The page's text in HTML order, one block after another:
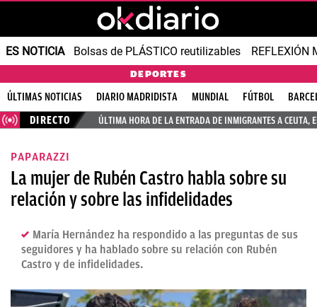
ES NOTICIA Bolsas de PLÁSTICO reutilizables REFLEXIÓN
DEPORTES
ÚLTIMAS NOTICIAS DIARIO MADRIDISTA MUNDIAL FÚTBOL
DIRECTO
ÚLTIMA HORA DE LA ENTRADA DE INMIGRANTES A CEUTA,
PAPARAZZI
La mujer de Rubén Castro habla sobre su
relación y sobre las infidelidades
María Hernández ha respondido a las preguntas de sus
seguidores y ha hablado sobre su relación con Rubén
Castro y de infidelidades.